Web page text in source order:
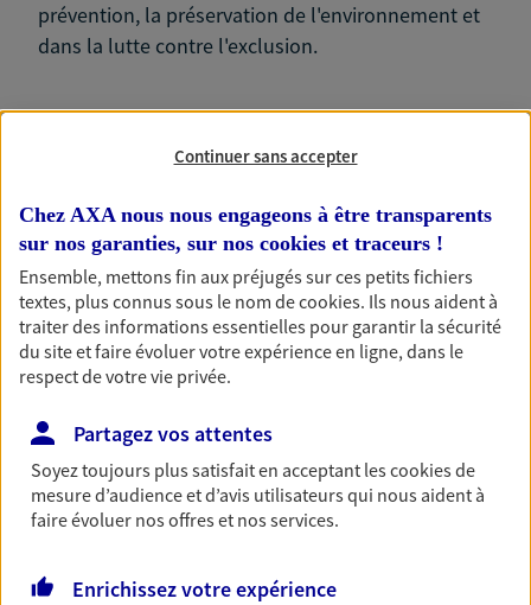
prévention, la préservation de l'environnement et
dans la lutte contre l'exclusion.
Nos expertises
Accompagner les
professionnels et les
entreprises
bâtissons ensemble des solutions cohérentes pour
protéger votre activité, vos collaborateurs... mais aussi
vous-même et votre famille.
Accompagner vos projets de
Continuer sans accepter
Chez AXA nous nous engageons à être transparents
sur nos garanties, sur nos cookies et traceurs !
Ensemble, mettons fin aux préjugés sur ces petits fichiers
textes, plus connus sous le nom decookies. Ils nous aident à
traiter des informations essentielles pour garantir la sécurité
du site et faire évoluer votre expérience en ligne, dans le
respect de votre vie privée.
Partagez vos attentes
Soyez toujours plus satisfait en acceptant lescookiesde
mesure d’audience et d’avis utilisateurs qui nous aident à
faire évoluer nos offres et nos services.
Enrichissez votre expérience